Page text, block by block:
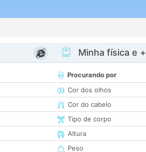
Minha física e +
Procurando por
Cor dos olhos
Cor do cabelo
Tipo de corpo
Altura
Peso